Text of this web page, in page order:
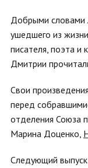
Добрыми словами
ушедшего из
писателя, поэта и
Дмитрии
Свои
перед
отделения Союза
Марина Доценко,
Следующий